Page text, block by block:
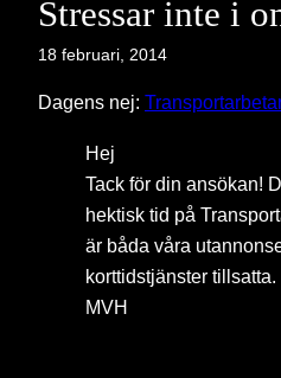
Stressar inte i
18 februari, 2014
Dagens nej:
Hej
Tack för din ansökan!
hektisk tid på
är båda våra
korttidstjänster tillsatta.
MVH